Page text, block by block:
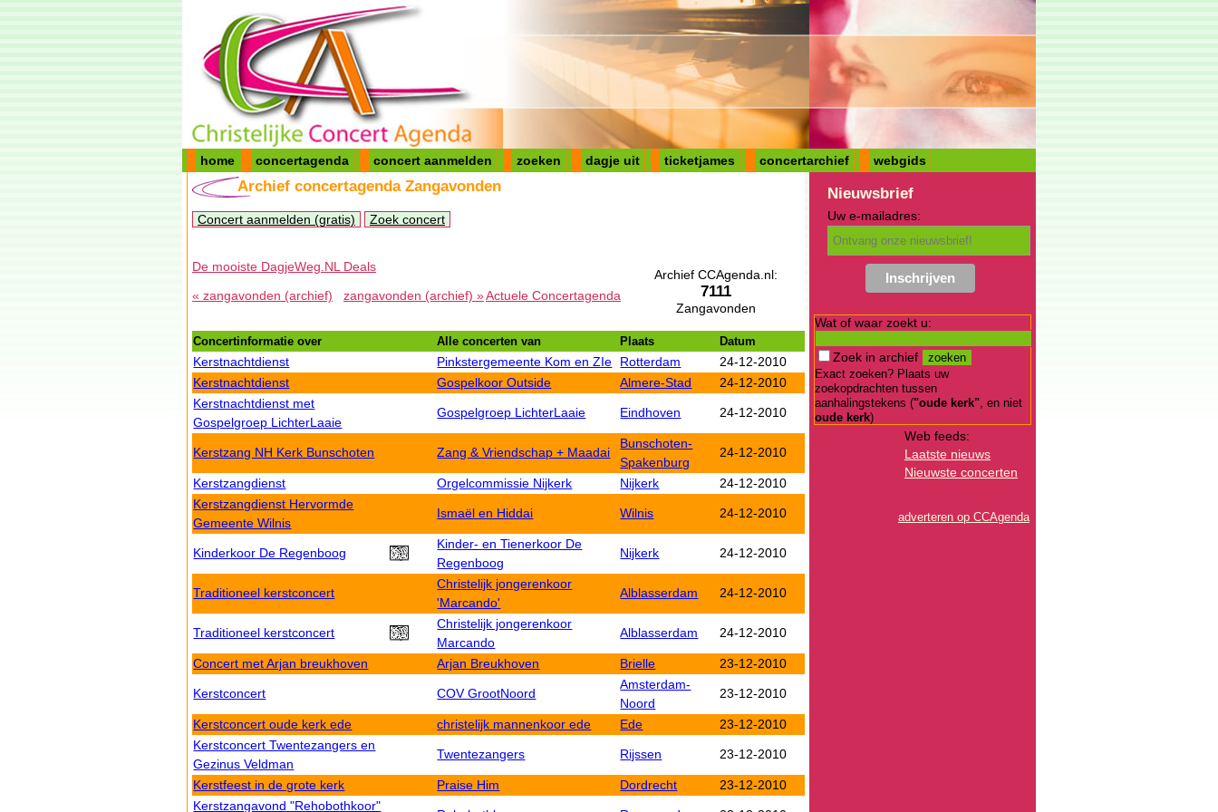
home concertagenda concert aanmelden zoeken dagje uit ticketjames concertarchief webgids
Archief concertagenda Zangavonden
Concert aanmelden (gratis) Zoek concert
Archief CCAgenda.nl:
7111
Zangavonden
De mooiste DagjeWeg.NL Deals
« zangavonden (archief)
zangavonden (archief) »Actuele Concertagenda
Concertinformatie over Alle concerten van Plaats Datum
Kerstnachtdienst Pinkstergemeente Kom en ZIe Rotterdam
24-12-2010
Kerstnachtdienst
Gospelkoor Outside Almere-Stad
24-12-2010
Kerstnachtdienst met
Gospelgroep LichterLaaie
Gospelgroep LichterLaaie Eindhoven 24-12-2010
Kerstzang NH Kerk Bunschoten Zang & Vriendschap + Maadai
Bunschoten-
Spakenburg
24-12-2010
Kerstzangdienst Orgelcommissie Nijkerk Nijkerk
24-12-2010
Kerstzangdienst Hervormde
Gemeente Wilnis
Ismaël en Hiddai Wilnis 24-12-2010
Kinderkoor De Regenboog
Kinder- en Tienerkoor De
Regenboog
Nijkerk 24-12-2010
Traditioneel kerstconcert
Christelijk jongerenkoor
'Marcando'
Alblasserdam 24-12-2010
Traditioneel kerstconcert
Christelijk jongerenkoor
Marcando
Alblasserdam 24-12-2010
Concert met Arjan breukhoven Arjan Breukhoven Brielle 23-12-2010
Kerstconcert COV GrootNoord
Amsterdam-
Noord
23-12-2010
Kerstconcert oude kerk ede christelijk mannenkoor ede Ede
23-12-2010
Kerstconcert Twentezangers en
Gezinus Veldman
Twentezangers Rijssen 23-12-2010
Kerstfeest in de grote kerk Praise Him Dordrecht
23-12-2010
Kerstzangavond "Rehobothkoor"
Nieuwsbrief
Uw e-mailadres:
Wat of waar zoekt u:
Zoek in archief
Exact zoeken? Plaats uw
zoekopdrachten tussen
aanhalingstekens ("oude kerk", en niet
oude kerk)
Web feeds:
Laatste nieuws
Nieuwste concerten
adverteren op CCAgenda